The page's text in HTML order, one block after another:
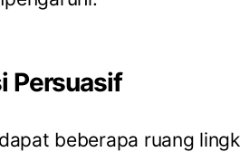
Persuasif
beberapa ruang